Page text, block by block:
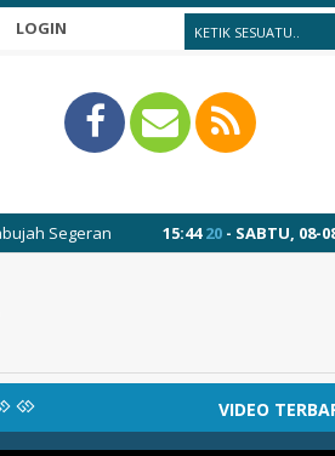
LOGIN
15:44 22 - SABTU, 08-
VIDEO